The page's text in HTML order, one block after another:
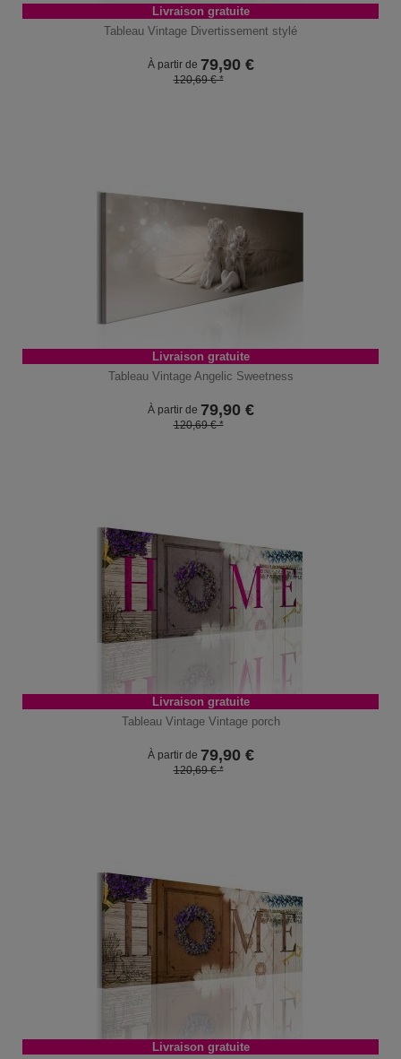
Livraison gratuite
Tableau Vintage Divertissement stylé
À partir de 79,90€
120,69 € *
Livraison gratuite
Tableau Vintage Angelic Sweetness
À partir de 79,90€
120,69 € *
Livraison gratuite
Tableau Vintage Vintage porch
À partir de 79,90€
120,69 € *
Livraison gratuite